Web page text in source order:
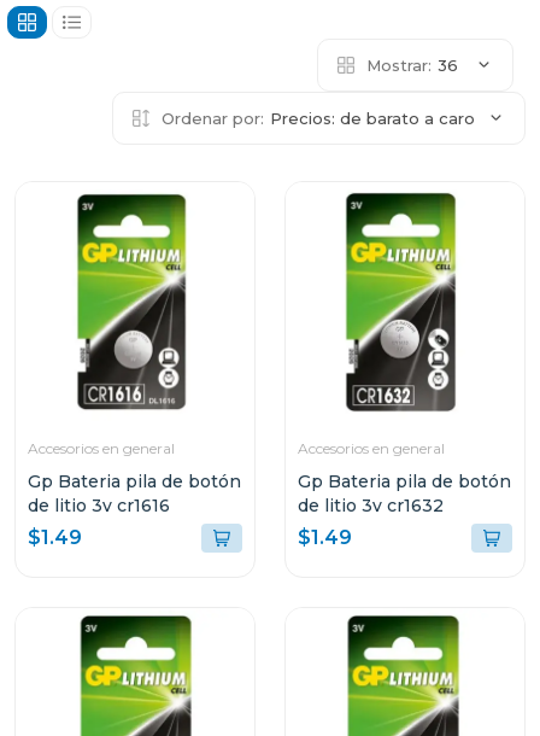
Mostrar: 36
Ordenar por: Precios: de barato a caro
Accesorios en general
Gp Bateria pila de botón
de litio 3v cr1616
$1.49
Accesorios en general
Gp Bateria pila de botón
de litio 3v cr1632
$1.49